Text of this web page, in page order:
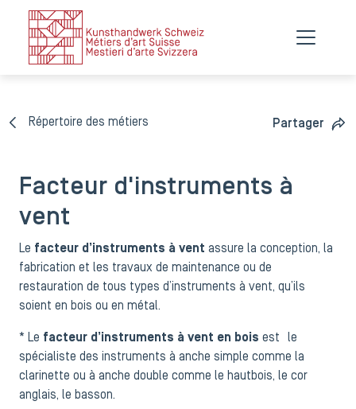
Répertoire des métiers Partager
Facteur d'instruments à
vent
Le facteur d’instruments à vent assure la conception, la
fabrication et les travaux de maintenance ou de
restauration de tous types d’instruments à vent, qu’ils
soient en bois ou en métal.
* Le facteur d’instruments à vent en bois est le
spécialiste des instruments à anche simple comme la
clarinette ou à anche double comme le hautbois, le cor
anglais, le basson.